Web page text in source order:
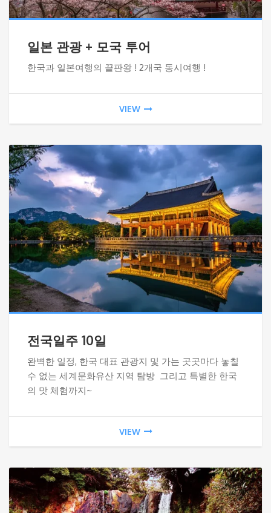
일본 관광 + 모국 투어
한국과 일본여행의 끝판왕 ! 2개국 동시여행 !
VIEW
전국일주 10일
완벽한 일정, 한국 대표 관광지 및 가는 곳곳마다 놓칠
수 없는 세계문화유산 지역 탐방 그리고 특별한 한국
의 맛 체험까지~
VIEW